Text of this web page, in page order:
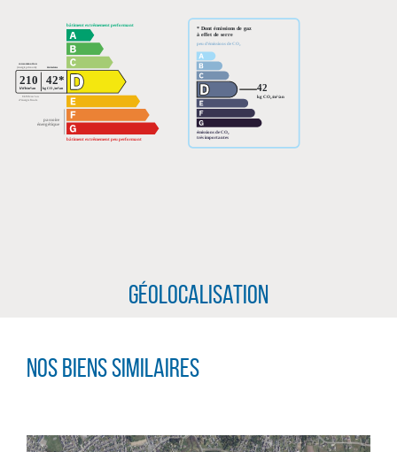
Géolocalisation
Nos biens similaires